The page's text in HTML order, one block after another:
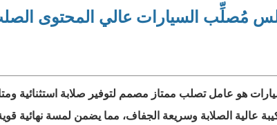
مُصلِّب السيارات عالي المحتوى
هو عامل تصلب ممتاز مصمم لتوفير صلابة استثنائية
عالية الصلابة وسريعة الجفاف، مما يضمن لمسة نهائية